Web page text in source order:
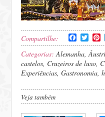
Compartilhe:
Categorias:Alemanha,
castelos, Cruzeiros de luxo,
Experiências,Gastronomia,
Veja também